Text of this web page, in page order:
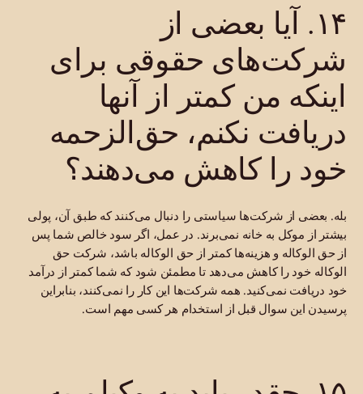
۱۴. آیا بعضی از
شرکت‌های حقوقی برای
اینکه من کمتر از آنها
دریافت نکنم، حق‌الزحمه
خود را کاهش می‌دهند؟
بله. بعضی از شرکت‌ها سیاستی را دنبال می‌کنند که طبق آن، پولی
بیشتر از موکل به خانه نمی‌برند. در عمل، اگر سود خالص شما پس
از حق الوکاله و هزینه‌ها کمتر از حق الوکاله باشد، شرکت حق
الوکاله خود را کاهش می‌دهد تا مطمئن شود که شما کمتر از درآمد
خود دریافت نمی‌کنید. همه شرکت‌ها این کار را نمی‌کنند، بنابراین
پرسیدن این سوال قبل از استخدام هر کسی مهم است.